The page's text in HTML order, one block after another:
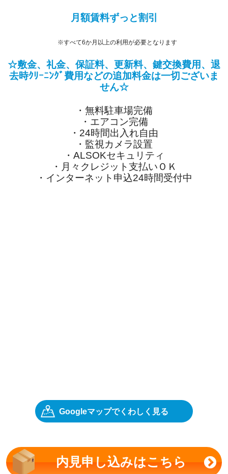
月額賃料ずっと割引
※すべて6か月以上の利用が必要となります
☆敷金、礼金、保証料、更新料、鍵交換費用、退
去時ｸﾘｰﾆﾝｸﾞ費用などの追加料金は一切ございま
せん☆
・無料駐車場完備
・エアコン完備
・24時間出入れ自由
・監視カメラ設置
・ALSOKセキュリティ
・月々クレジット支払いＯＫ
・インターネット申込24時間受付中
Googleマップでくわしく見る
内見申し込みはこちら